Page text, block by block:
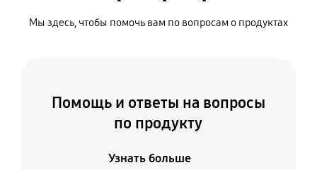
Мы здесь, чтобы помочь вам по вопросам о продуктах
Помощь и ответы на вопросы
по продукту
Узнать больше